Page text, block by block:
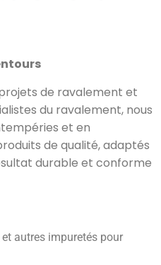
de ravalement et
du ravalement, nous
et en
de qualité, adaptés
durable et conforme
autres impuretés pour